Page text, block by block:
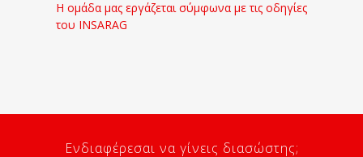
Η ομάδα μας εργάζεται σύμφωνα με τις οδηγίες
του INSARAG
Ενδιαφέρεσαι να γίνεις διασώστης;